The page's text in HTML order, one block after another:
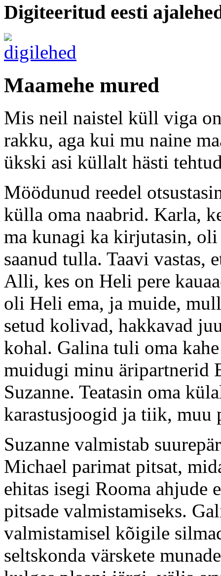
Digiteeritud eesti
Maamehe mured
Mis neil naistel küll viga
rakku, aga kui mu naine
ükski asi küllalt hästi
Möödunud reedel
külla oma naabrid. Karla,
ma kunagi ka kirjutasin,
saanud tulla. Taavi vastas,
Alli, kes on Heli pere
oli Heli ema, ja muide,
setud kolivad, hakkavad
kohal. Galina tuli oma
muidugi minu äripartnerid
Suzanne. Teatasin oma
karastusjoogid ja tiik, muu
Suzanne valmistab
Michael parimat pitsat,
ehitas isegi Rooma ahjude
pitsade valmistamiseks.
valmistamisel kõigile
seltskonda värskete